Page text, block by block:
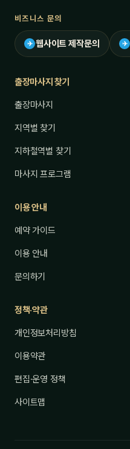
비즈니스 문의
✈ 웹사이트 제작문의 ✈
출장마사지 찾기
출장마사지
지역별 찾기
지하철역별 찾기
마사지 프로그램
이용 안내
예약 가이드
이용 안내
문의하기
정책·약관
개인정보처리방침
이용약관
편집·운영 정책
사이트맵